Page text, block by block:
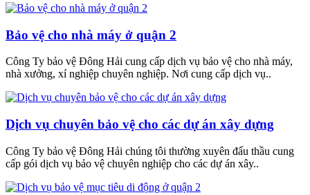
Bảo vệ cho nhà máy ở quận 2
Công Ty bảo vệ Đông Hải cung cấp dịch vụ bảo vệ cho nhà máy,
nhà xưởng, xí nghiệp chuyên nghiệp. Nơi cung cấp dịch vụ..
Dịch vụ chuyên bảo vệ cho các dự án xây dựng
Công Ty bảo vệ Đông Hải chúng tôi thường xuyên đấu thầu cung
cấp gói dịch vụ bảo vệ chuyên nghiệp cho các dự án xây..